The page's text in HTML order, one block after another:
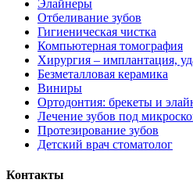
Элайнеры
Отбеливание зубов
Гигиеническая чистка
Компьютерная томография
Хирургия – имплантация,
Безметалловая керамика
Виниры
Ортодонтия: брекеты и
Лечение зубов под
Протезирование зубов
Детский врач стоматолог
Контакты